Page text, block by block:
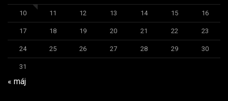
10 11 12 13 14 15 16
17 18 19 20 21 22 23
24 25 26 27 28 29 30
31
« máj